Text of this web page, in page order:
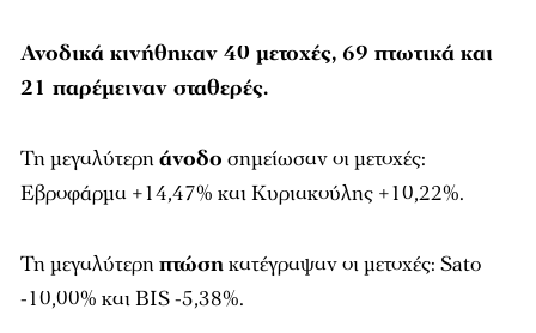
Ανοδικά κινήθηκαν 40 μετοχές, 69 πτωτικά και
21 παρέμειναν σταθερές.
Τη μεγαλύτερηάνοδο σημείωσαν οι μετοχές:
Εβροφάρμα +14,47% και Κυριακούλης +10,22%.
Τη μεγαλύτερηπτώσηκατέγραψαν οι μετοχές: Sato
-10,00% και BIS -5,38%.